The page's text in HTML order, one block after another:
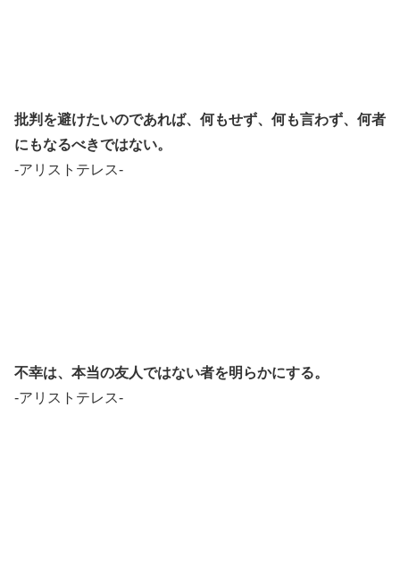
批判を避けたいのであれば、何もせず、何も言わず、何者
にもなるべきではない。
-アリストテレス-
不幸は、本当の友人ではない者を明らかにする。
-アリストテレス-